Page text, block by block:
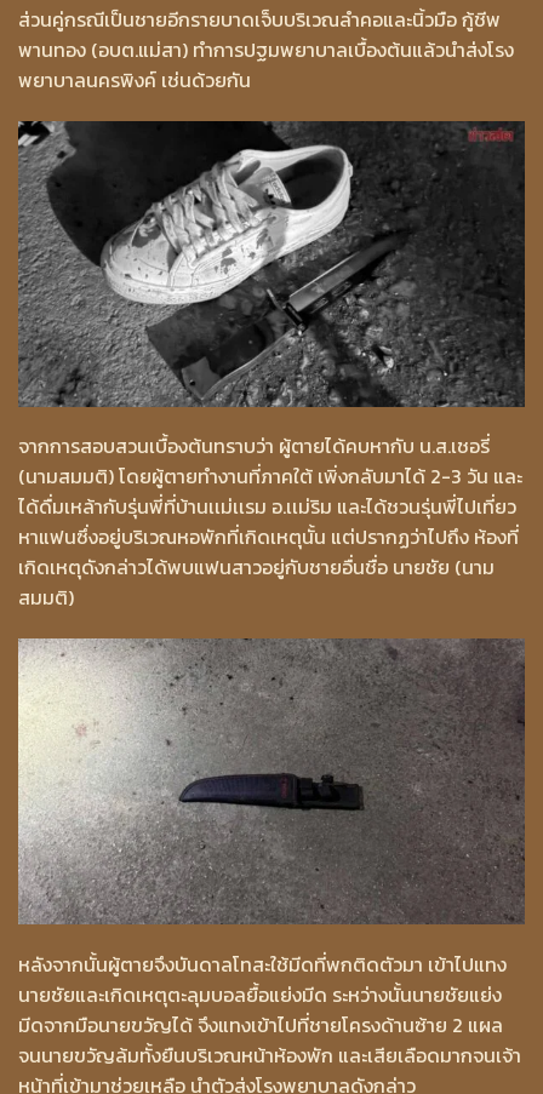
ส่วนคู่กรณีเป็นชายอีกรายบาดเจ็บบริเวณลำคอและนิ้วมือ กู้ชีพ
พานทอง (อบต.แม่สา) ทำการปฐมพยาบาลเบื้องต้นแล้วนำส่งโรง
พยาบาลนครพิงค์ เช่นด้วยกัน
จากการสอบสวนเบื้องต้นทราบว่า ผู้ตายได้คบหากับ น.ส.เชอรี่
(นามสมมติ) โดยผู้ตายทำงานที่ภาคใต้ เพิ่งกลับมาได้ 2-3 วัน และ
ได้ดื่มเหล้ากับรุ่นพี่ที่บ้านเเม่เเรม อ.เเม่ริม และได้ชวนรุ่นพี่ไปเที่ยว
หาแฟนซึ่งอยู่บริเวณหอพักที่เกิดเหตุนั้น แต่ปรากฏว่าไปถึง ห้องที่
เกิดเหตุดังกล่าวได้พบแฟนสาวอยู่กับชายอื่นชื่อ นายชัย (นาม
สมมติ)
หลังจากนั้นผู้ตายจึงบันดาลโทสะใช้มีดที่พกติดตัวมา เข้าไปแทง
นายชัยและเกิดเหตุตะลุมบอลยื้อแย่งมีด ระหว่างนั้นนายชัยแย่ง
มีดจากมือนายขวัญได้ จึงแทงเข้าไปที่ชายโครงด้านซ้าย 2 แผล
จนนายขวัญล้มทั้งยืนบริเวณหน้าห้องพัก และเสียเลือดมากจนเจ้า
หน้าที่เข้ามาช่วยเหลือ นำตัวส่งโรงพยาบาลดังกล่าว